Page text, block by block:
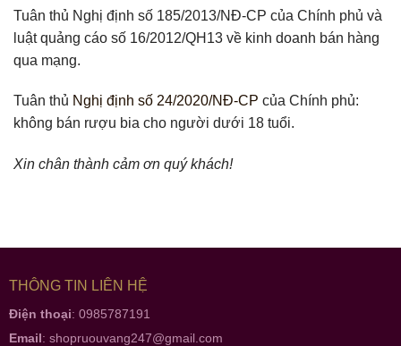
Tuân thủ Nghị định số 185/2013/NĐ-CP của Chính phủ và
luật quảng cáo số 16/2012/QH13 về kinh doanh bán hàng
qua mạng.
Tuân thủ Nghị định số 24/2020/NĐ-CP của Chính phủ:
không bán rượu bia cho người dưới 18 tuổi.
Xin chân thành cảm ơn quý khách!
THÔNG TIN LIÊN HỆ
Điện thoại: 0985787191
Email: shopruouvang247@gmail.com